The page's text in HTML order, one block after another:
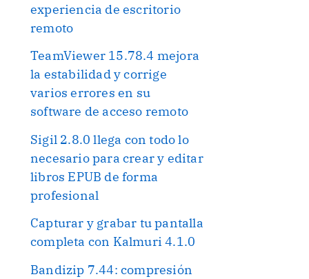
experiencia de escritorio
remoto
TeamViewer 15.78.4 mejora
la estabilidad y corrige
varios errores en su
software de acceso remoto
Sigil 2.8.0 llega con todo lo
necesario para crear y editar
libros EPUB de forma
profesional
Capturar y grabar tu pantalla
completa con Kalmuri 4.1.0
Bandizip 7.44: compresión